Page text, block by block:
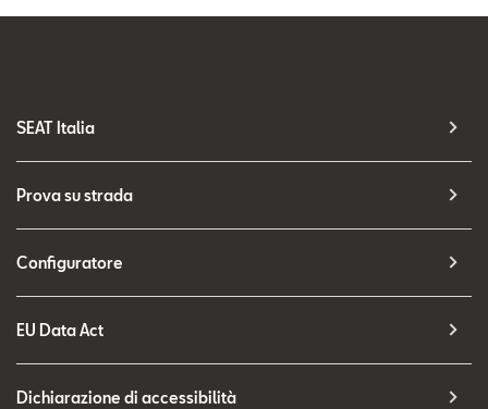
SEAT Italia
Prova su strada
Configuratore
EU Data Act
Dichiarazione di accessibilità